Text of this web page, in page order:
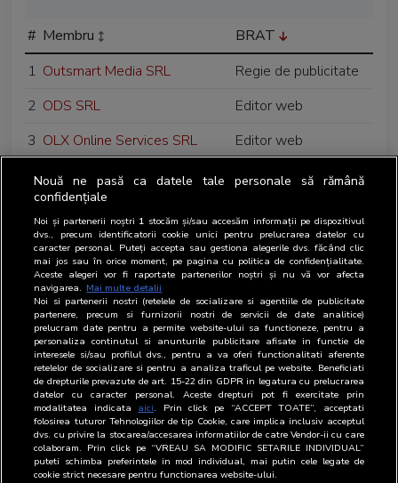
# Membru
BRAT
1 Outsmart Media SRL
Regie de publicitate
2 ODS SRL
Editor web
3 OLX Online Services SRL
Editor web
4 Orange Romania SA
Client de publicitate
Omnicom Media Group SRL
Nouă ne pasă ca datele tale personale să rămână
confidențiale
Noi și partenerii noștri 1 stocăm și/sau accesăm informații pe dispozitivul
dvs., precum identificatorii cookie unici pentru prelucrarea datelor cu
caracter personal. Puteți accepta sau gestiona alegerile dvs. făcând clic
mai jos sau în orice moment, pe pagina cu politica de confidențialitate.
Aceste alegeri vor fi raportate partenerilor noștri și nu vă vor afecta
navigarea. Mai multe detalii
Noi si partenerii nostri (retelele de socializare si agentiile de publicitate
partenere, precum si furnizorii nostri de servicii de date analitice)
prelucram date pentru a permite website-ului sa functioneze, pentru a
personaliza continutul si anunturile publicitare afisate in functie de
interesele si/sau profilul dvs., pentru a va oferi functionalitati aferente
retelelor de socializare si pentru a analiza traficul pe website. Beneficiati
de drepturile prevazute de art. 15-22 din GDPR in legatura cu prelucrarea
datelor cu caracter personal. Aceste drepturi pot fi exercitate prin
modalitatea indicata aici. Prin click pe “ACCEPT TOATE”, acceptati
folosirea tuturor Tehnologiilor de tip Cookie, care implica inclusiv acceptul
dvs. cu privire la stocarea/accesarea informatiilor de catre Vendor-ii cu care
colaboram. Prin click pe “VREAU SA MODIFIC SETARILE INDIVIDUAL”
puteti schimba preferintele in mod individual, mai putin cele legate de
cookie strict necesare pentru functionarea website-ului.